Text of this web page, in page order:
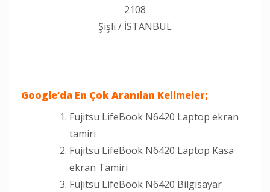
2108
Şişli / İSTANBUL
Google‘da En Çok Aranılan Kelimeler;
Fujitsu LifeBook N6420 Laptop ekran
tamiri
Fujitsu LifeBook N6420 Laptop Kasa
ekran Tamiri
Fujitsu LifeBook N6420 Bilgisayar